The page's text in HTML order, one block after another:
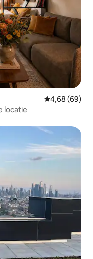
Gemiddelde
4,68 (69)
locatie